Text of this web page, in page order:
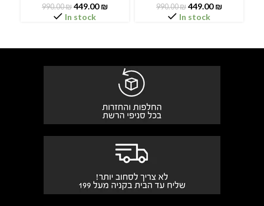
990.00₪ 449.00₪
In stock
990.00₪ 449.00₪
In stock